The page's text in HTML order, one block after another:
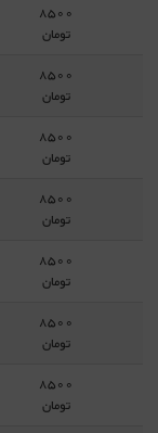
8500
تومان
8500
تومان
8500
تومان
8500
تومان
8500
تومان
8500
تومان
8500
تومان